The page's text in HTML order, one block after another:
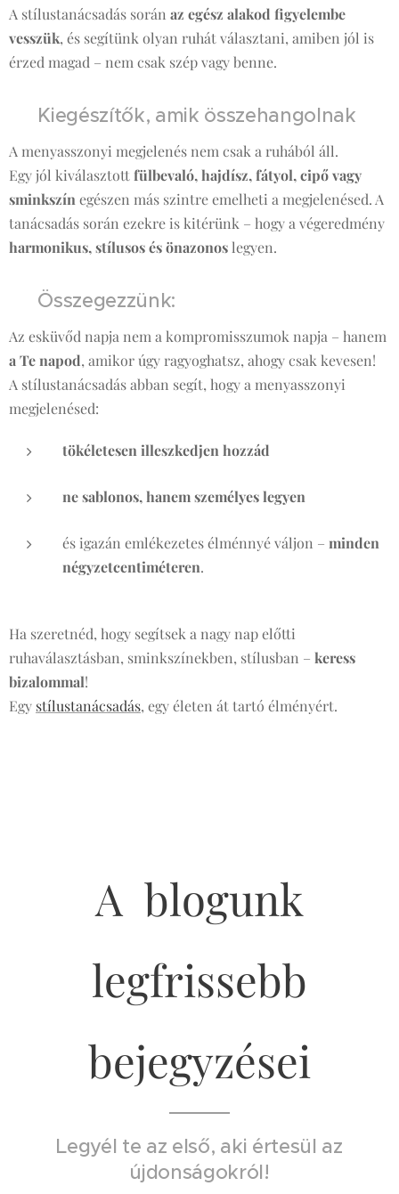
A stílustanácsadás során az egész alakod figyelembe
vesszük, és segítünk olyan ruhát választani, amiben jól is
érzed magad – nem csak szép vagy benne.
👑 Kiegészítők, amik összehangolnak
A menyasszonyi megjelenés nem csak a ruhából áll.
Egy jól kiválasztottfülbevaló, hajdísz, fátyol, cipő vagy
sminkszínegészen más szintre emelheti a megjelenésed. A
tanácsadás során ezekre is kitérünk – hogy a végeredmény
harmonikus, stílusos és önazonoslegyen.
💡 Összegezzünk:
Az esküvőd napja nem a kompromisszumok napja – hanem
a Te napod, amikor úgy ragyoghatsz, ahogy csak kevesen!
A stílustanácsadás abban segít, hogy a menyasszonyi
megjelenésed:
tökéletesen illeszkedjen hozzád
ne sablonos, hanem személyes legyen
és igazán emlékezetes élménnyé váljon – minden
négyzetcentiméteren.
Ha szeretnéd, hogy segítsek a nagy nap előtti
ruhaválasztásban, sminkszínekben, stílusban – keress
bizalommal!
Egy stílustanácsadás, egy életen át tartó élményért. 🤍
A blogunk
legfrissebb
bejegyzései
Legyél te az első, aki értesül az
újdonságokról!